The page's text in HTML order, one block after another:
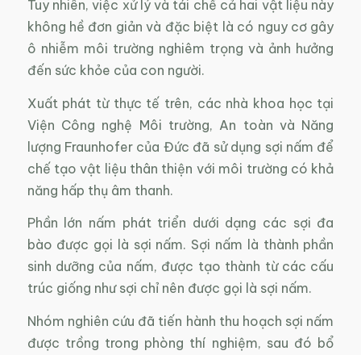
Tuy nhiên, việc xử lý và tái chế cả hai vật liệu này
không hề đơn giản và đặc biệt là có nguy cơ gây
ô nhiễm môi trường nghiêm trọng và ảnh hưởng
đến sức khỏe của con người.
Xuất phát từ thực tế trên, các nhà khoa học tại
Viện Công nghệ Môi trường, An toàn và Năng
lượng Fraunhofer của Đức đã sử dụng sợi nấm để
chế tạo vật liệu thân thiện với môi trường có khả
năng hấp thụ âm thanh.
Phần lớn nấm phát triển dưới dạng các sợi đa
bào được gọi là sợi nấm. Sợi nấm là thành phần
sinh dưỡng của nấm, được tạo thành từ các cấu
trúc giống như sợi chỉ nên được gọi là sợi nấm.
Nhóm nghiên cứu đã tiến hành thu hoạch sợi nấm
được trồng trong phòng thí nghiệm, sau đó bổ